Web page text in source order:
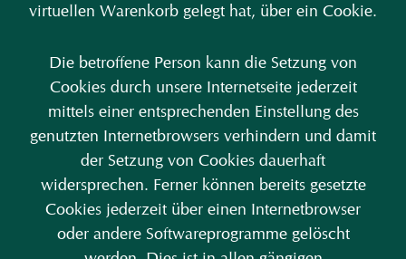
virtuellen Warenkorb gelegt hat, über ein Cookie.
Die betroffene Person kann die Setzung von
Cookies durch unsere Internetseite jederzeit
mittels einer entsprechenden Einstellung des
genutzten Internetbrowsers verhindern und damit
der Setzung von Cookies dauerhaft
widersprechen. Ferner können bereits gesetzte
Cookies jederzeit über einen Internetbrowser
oder andere Softwareprogramme gelöscht